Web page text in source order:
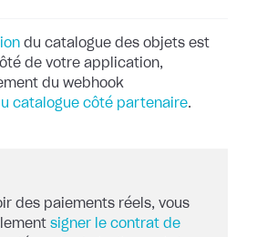
du catalogue des objets est
de votre application,
du webhook
catalogue côté partenaire.
des paiements réels, vous
signer le contrat de